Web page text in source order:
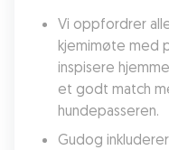
Vi oppfordrer
kjemimøte med
inspisere
et godt match
hundepasseren.
Gudog